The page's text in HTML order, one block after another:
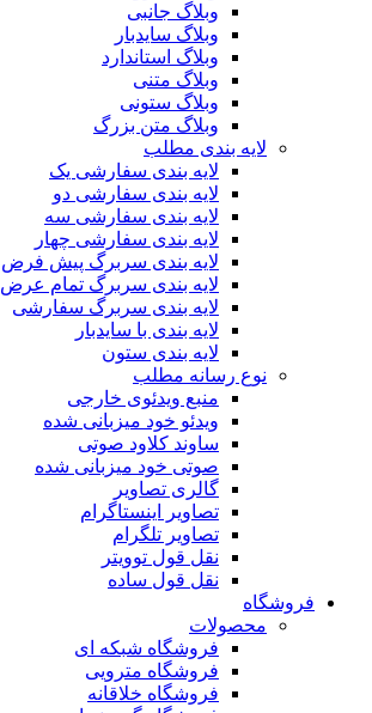
وبلاگ جانبی
وبلاگ سایدبار
وبلاگ استاندارد
وبلاگ متنی
وبلاگ ستونی
وبلاگ متن بزرگ
لایه بندی مطلب
لایه بندی سفارشی یک
لایه بندی سفارشی دو
لایه بندی سفارشی سه
لایه بندی سفارشی چهار
لایه بندی سربرگ پیش فرض
لایه بندی سربرگ تمام عرض
لایه بندی سربرگ سفارشی
لایه بندی با سایدبار
لایه بندی ستون
نوع رسانه مطلب
منبع ویدئوی خارجی
ویدئو خود میزبانی شده
ساوند کلاود صوتی
صوتی خود میزبانی شده
گالری تصاویر
تصاویر اینستاگرام
تصاویر تلگرام
نقل قول توویتر
نقل قول ساده
فروشگاه
محصولات
فروشگاه شبکه ای
فروشگاه مترویی
فروشگاه خلاقانه